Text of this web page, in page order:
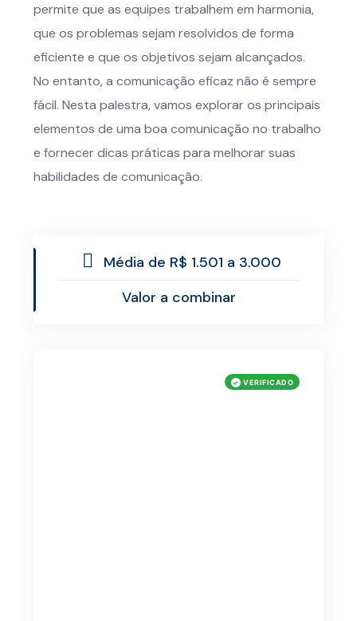
permite que as equipes trabalhem em harmonia,
que os problemas sejam resolvidos de forma
eficiente e que os objetivos sejam alcançados.
No entanto, a comunicação eficaz não é sempre
fácil. Nesta palestra, vamos explorar os principais
elementos de uma boa comunicação no trabalho
e fornecer dicas práticas para melhorar suas
habilidades de comunicação.
Média de R$ 1.501 a 3.000
Valor a combinar